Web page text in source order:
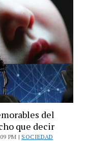
del
que decir
PM | SOCIEDAD